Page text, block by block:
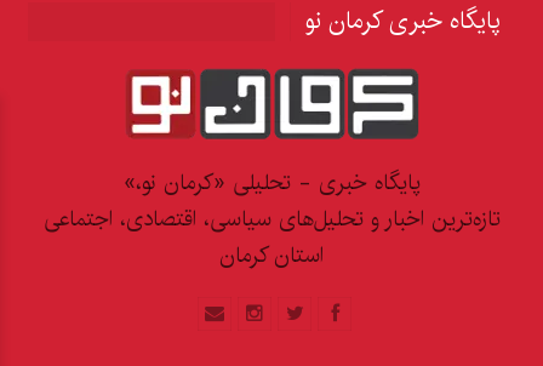
پایگاه خبری کرمان نو
پایگاه خبری - تحلیلی «کرمان نو،»
تازه‌ترین اخبار و تحلیل‌های سیاسی، اقتصادی، اجتماعی
استان کرمان